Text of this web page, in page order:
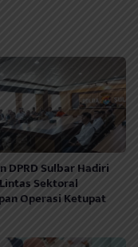
DPRD Sulbar Hadiri
Sektoral
Operasi Ketupat